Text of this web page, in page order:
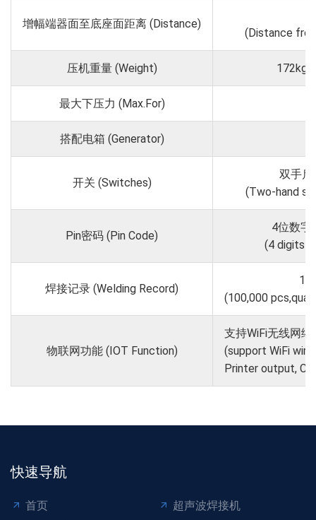
增幅端器面至底座面距离 (Distance)
(Distance
压机重量 (Weight) 172kg(
最大下压力 (Max.For)
搭配电箱 (Generator)
开关 (Switches)
双手启
(Two-hand
Pin密码 (Pin Code)
4位数字
(4 digits
焊接记录 (Welding Record)
10
(100,000
物联网功能 (IOT Function)
支持WiFi无线网
(support WiFi
Printer output,
快速导航
首页
超声波焊接机